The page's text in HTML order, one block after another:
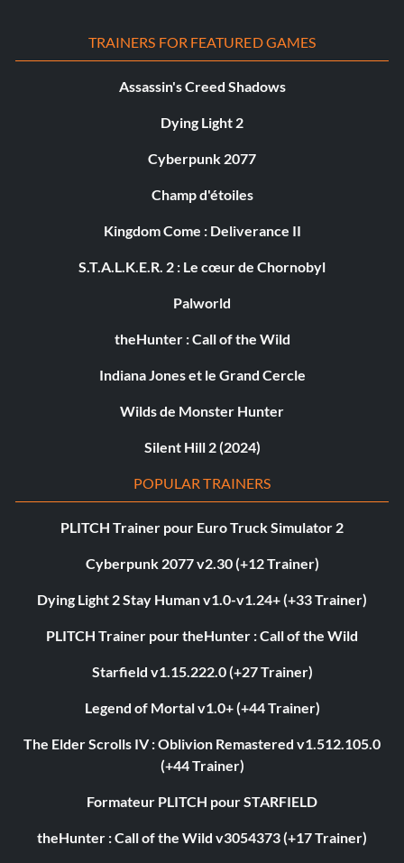
TRAINERS FOR FEATURED GAMES
Assassin's Creed Shadows
Dying Light 2
Cyberpunk 2077
Champ d'étoiles
Kingdom Come : Deliverance II
S.T.A.L.K.E.R. 2 : Le cœur de Chornobyl
Palworld
theHunter : Call of the Wild
Indiana Jones et le Grand Cercle
Wilds de Monster Hunter
Silent Hill 2 (2024)
POPULAR TRAINERS
PLITCH Trainer pour Euro Truck Simulator 2
Cyberpunk 2077 v2.30 (+12 Trainer)
Dying Light 2 Stay Human v1.0-v1.24+ (+33 Trainer)
PLITCH Trainer pour theHunter : Call of the Wild
Starfield v1.15.222.0 (+27 Trainer)
Legend of Mortal v1.0+ (+44 Trainer)
The Elder Scrolls IV : Oblivion Remastered v1.512.105.0
(+44 Trainer)
Formateur PLITCH pour STARFIELD
theHunter : Call of the Wild v3054373 (+17 Trainer)